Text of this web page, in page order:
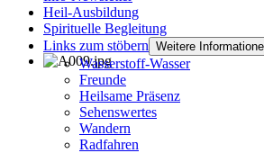
Heil-Ausbildung
Spirituelle Begleitung
Links zum stöbern Weitere
Wasserstoff-Wasser
Freunde
Heilsame Präsenz
Sehenswertes
Wandern
Radfahren